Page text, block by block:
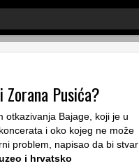
Pusića?
otkazivanja Bajage, koji je u
i oko kojeg ne može
problem, napisao da bi stvar
i hrvatsko